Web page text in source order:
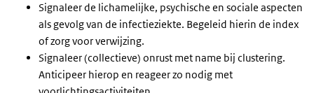
Signaleer de lichamelijke, psychische en sociale aspecten
als gevolg van de infectieziekte. Begeleid hierin de index
of zorg voor verwijzing.
Signaleer (collectieve) onrust met name bij clustering.
Anticipeer hierop en reageer zo nodig met